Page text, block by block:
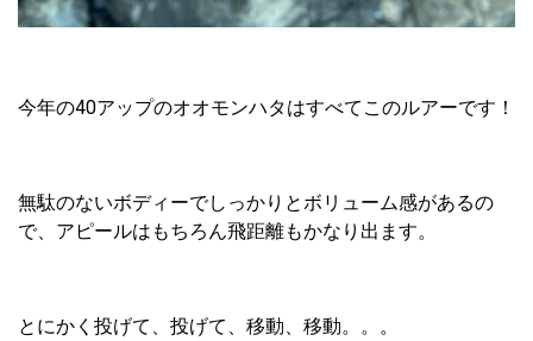
今年の40アップのオオモンハタはすべてこのルアーです！
無駄のないボディーでしっかりとボリューム感があるの
で、アピールはもちろん飛距離もかなり出ます。
とにかく投げて、投げて、移動、移動。。。